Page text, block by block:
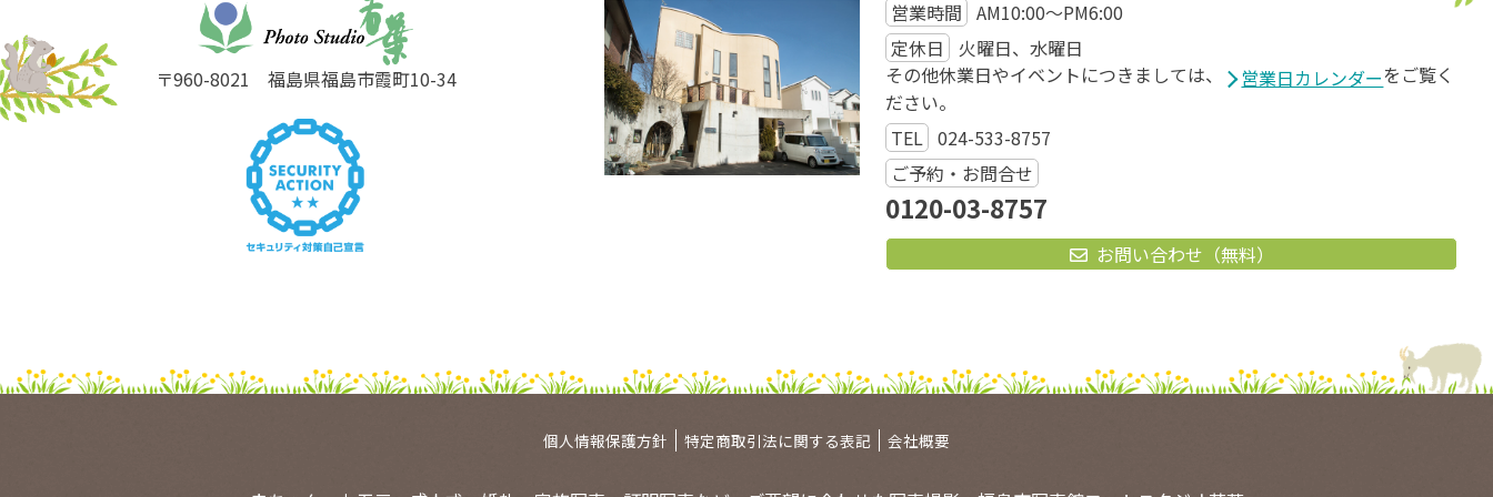
〒960-8021 福島県福島市霞町10-34
営業時間
AM10:00～PM6:00
定休日
火曜日、水曜日
その他休業日やイベントにつきましては、
営業日カレンダーをご覧く
ださい。
TEL 024-533-8757
ご予約・お問合せ
0120-03-8757
お問い合わせ（無料）
個人情報保護方針 特定商取引法に関する表記 会社概要